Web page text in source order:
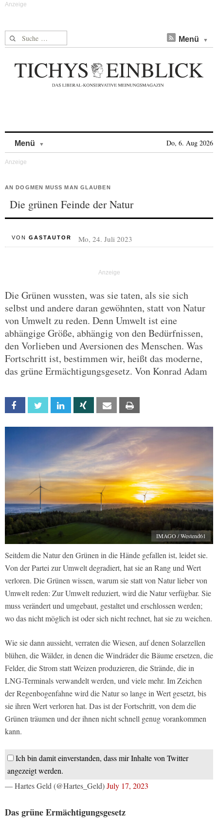
Suche nach: Menü
Menü Do, 6. Aug 2026
AN DOGMEN MUSS MAN GLAUBEN
Die grünen Feinde der Natur
VON GASTAUTOR Mo, 24. Juli 2023
Die Grünen wussten, was sie taten, als sie sich
selbst und andere daran gewöhnten, statt von Natur
von Umwelt zu reden. Denn Umwelt ist eine
abhängige Größe, abhängig von den Bedürfnissen,
den Vorlieben und Aversionen des Menschen. Was
Fortschritt ist, bestimmen wir, heißt das moderne,
das grüne Ermächtigungsgesetz. Von Konrad Adam
Facebook Twitter Linkedin Xing Email
IMAGO / Westend61
Seitdem die Natur den Grünen in die Hände gefallen ist, leidet sie.
Von der Partei zur Umwelt degradiert, hat sie an Rang und Wert
verloren. Die Grünen wissen, warum sie statt von Natur lieber von
Umwelt reden: Zur Umwelt reduziert, wird die Natur verfügbar. Sie
muss verändert und umgebaut, gestaltet und erschlossen werden;
wo das nicht möglich ist oder sich nicht rechnet, hat sie zu weichen.
Wie sie dann aussieht, verraten die Wiesen, auf denen Solarzellen
blühen, die Wälder, in denen die Windräder die Bäume ersetzen, die
Felder, die Strom statt Weizen produzieren, die Strände, die in
LNG-Terminals verwandelt werden, und viele mehr. Im Zeichen
der Regenbogenfahne wird die Natur so lange in Wert gesetzt, bis
sie ihren Wert verloren hat. Das ist der Fortschritt, von dem die
Grünen träumen und der ihnen nicht schnell genug vorankommen
kann.
Ich bin damit einverstanden, dass mir Inhalte von Twitter
angezeigt werden.
— Hartes Geld (@Hartes_Geld)July 17, 2023
Das grüne Ermächtigungsgesetz